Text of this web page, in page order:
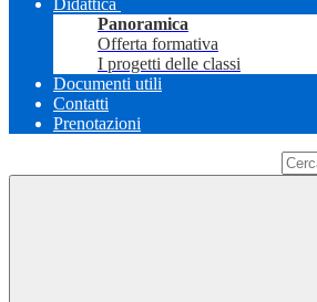
Didattica
Panoramica
Offerta formativa
I progetti delle classi
Documenti utili
Contatti
Prenotazioni